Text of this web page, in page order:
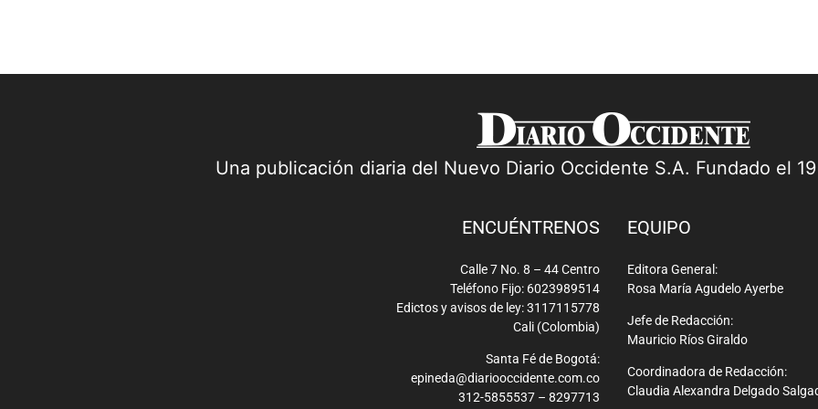
Una publicación diaria del Nuevo Diario Occidente S.A. Fundado el
ENCUÉNTRENOS
Calle 7 No. 8 – 44 Centro
Teléfono Fijo: 6023989514
Edictos y avisos de ley: 3117115778
Cali (Colombia)
Santa Fé de Bogotá:
epineda@diariooccidente.com.co
312-5855537 – 8297713
EQUIPO
Editora General:
Rosa María Agudelo Ayerbe
Jefe de Redacción:
Mauricio Ríos Giraldo
Coordinadora de Redacción:
Claudia Alexandra Delgado